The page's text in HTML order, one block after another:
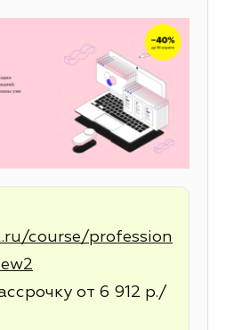
course/profession
от 6 912 р./